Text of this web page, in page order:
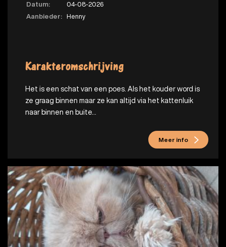
Datum:
04-08-2026
Aanbieder:
Henny
Karakteromschrijving
Het is een schat van een poes. Als het kouder word is
ze graag binnen maar ze kan altijd via het kattenluik
naar binnen en buite...
Meer info